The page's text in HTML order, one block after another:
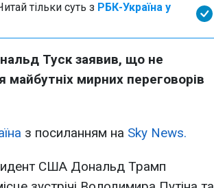
тільки суть з РБК-Україна у
Туск заявив, що не
мирних переговорів
з посиланням на Sky News.
США Дональд Трамп